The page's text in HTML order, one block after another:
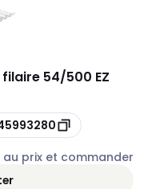
54/500 EZ
prix et commander